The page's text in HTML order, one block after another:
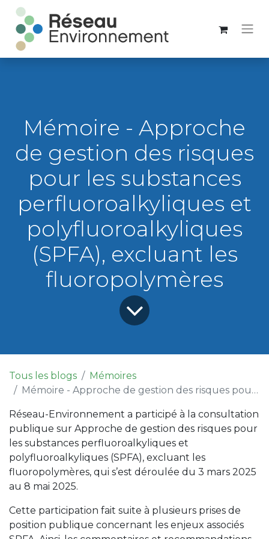
Mémoire - Approche
de gestion des risques
pour les substances
perfluoroalkyliques et
polyfluoroalkyliques
(SPFA), excluant les
fluoropolymères
Tous les blogs
Mémoires
Mémoire - Approche de gestion des risques pour les substances perfluoroalkyliques et polyfluoroalkyliques (SPFA), excluant les fluoropolymères
Réseau-Environnement a participé à la consultation
publique sur Approche de gestion des risques pour
les substances perfluoroalkyliques et
polyfluoroalkyliques (SPFA), excluant les
fluoropolymères, qui s’est déroulée du 3 mars 2025
au 8 mai 2025.
Cette participation fait suite à plusieurs prises de
position publique concernant les enjeux associés